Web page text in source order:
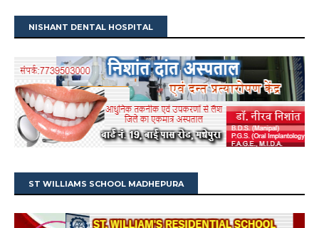
NISHANT DENTAL HOSPITAL
ST WILLIAMS SCHOOL MADHEPURA